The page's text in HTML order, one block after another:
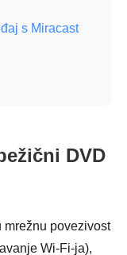
s Miracast
DVD
mrežnu povezivost
Wi-Fi-ja),